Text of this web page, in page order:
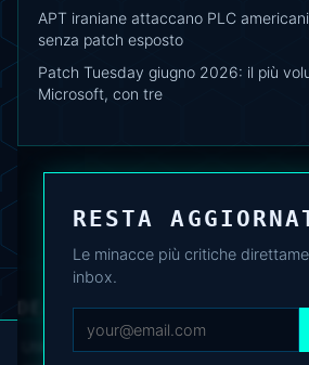
APT iraniane attaccano PLC
senza patch esposto
Patch Tuesday giugno 2026: il più
Microsoft, con tre
RESTA
Le minacce più critiche
inbox.
DEAFNEWS
CHI SIAMO·ARCHIVIO ·FAQ
CONTATTI